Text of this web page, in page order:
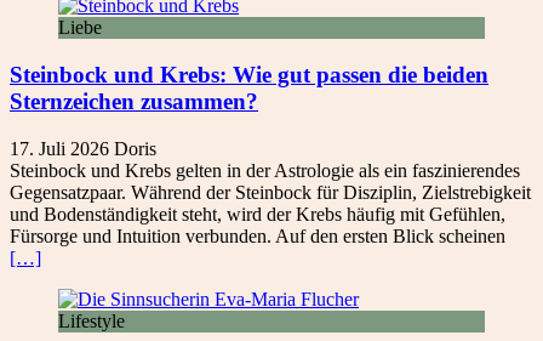
Liebe
Steinbock und Krebs: Wie gut passen die beiden
Sternzeichen zusammen?
17. Juli 2026 Doris
Steinbock und Krebs gelten in der Astrologie als ein faszinierendes
Gegensatzpaar. Während der Steinbock für Disziplin, Zielstrebigkeit
und Bodenständigkeit steht, wird der Krebs häufig mit Gefühlen,
Fürsorge und Intuition verbunden. Auf den ersten Blick scheinen
[…]
Lifestyle